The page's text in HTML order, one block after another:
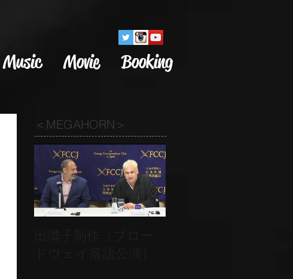
Music Movie Booking
＜MEGAHORN＞